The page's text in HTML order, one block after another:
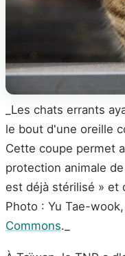
_Les chats errants
le bout d'une oreille
Cette coupe permet
protection animale
est déjà stérilisé » et
Photo : Yu Tae-wook,
Commons._